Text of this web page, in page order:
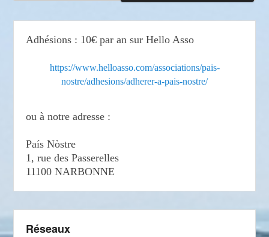
Adhésions : 10€ par an sur Hello Asso
https://www.helloasso.com/associations/pais-
nostre/adhesions/adherer-a-pais-nostre/
ou à notre adresse :
País Nòstre
1, rue des Passerelles
11100 NARBONNE
Réseaux